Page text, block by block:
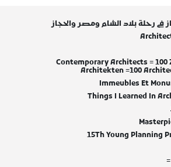
في رحلة بلاد الشام ومصر والحجاز
100 Contemporary Architects =
Architekten =100
15Th Young Planning